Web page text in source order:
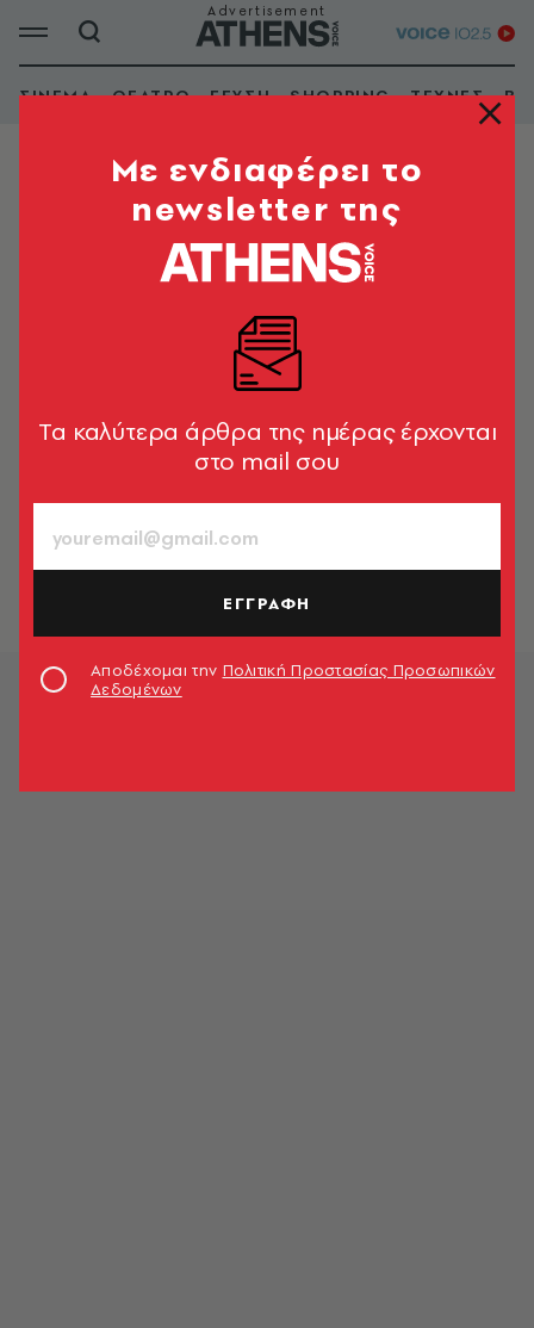
ΣΙΝΕΜΑ ΘΕΑΤΡΟ ΓΕΥΣΗ SHOPPING ΤΕΧΝΕΣ
Avant Garde
Mε ενδιαφέρει το
newsletter της
Tα καλύτερα άρθρα της ημέρας έρχονται
στο mail σου
ΕΓΓΡΑΦΗ
Αποδέχομαι την Πολιτική Προστασίας Προσωπικών
Δεδομένων